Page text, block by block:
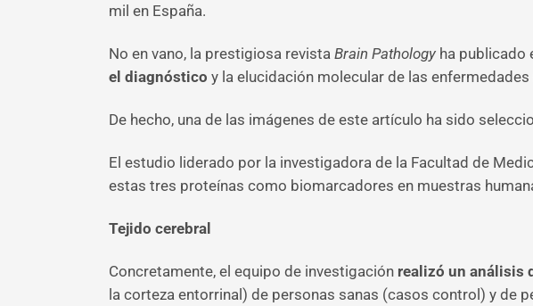
mil en España.
No en vano, la prestigiosa revista Brain Pathology ha publicado
el diagnóstico y la elucidación molecular de las
De hecho, una de las imágenes de este artículo ha sido
El estudio liderado por la investigadora de la Facultad de
estas tres proteínas como biomarcadores en muestras
Tejido cerebral
Concretamente, el equipo de investigación realizó un análisis
la corteza entorrinal) de personas sanas (casos control) y de